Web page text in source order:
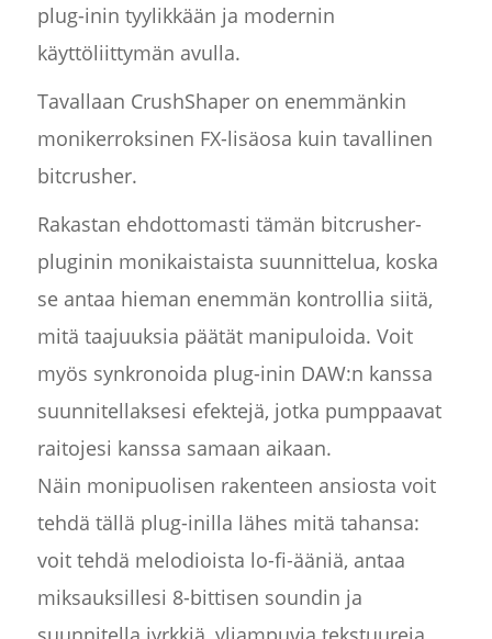
plug-inin tyylikkään ja modernin
käyttöliittymän avulla.
Tavallaan CrushShaper on enemmänkin
monikerroksinen FX-lisäosa kuin tavallinen
bitcrusher.
Rakastan ehdottomasti tämän bitcrusher-
pluginin monikaistaista suunnittelua, koska
se antaa hieman enemmän kontrollia siitä,
mitä taajuuksia päätät manipuloida. Voit
myös synkronoida plug-inin DAW:n kanssa
suunnitellaksesi efektejä, jotka pumppaavat
raitojesi kanssa samaan aikaan.
Näin monipuolisen rakenteen ansiosta voit
tehdä tällä plug-inilla lähes mitä tahansa:
voit tehdä melodioista lo-fi-ääniä, antaa
miksauksillesi 8-bittisen soundin ja